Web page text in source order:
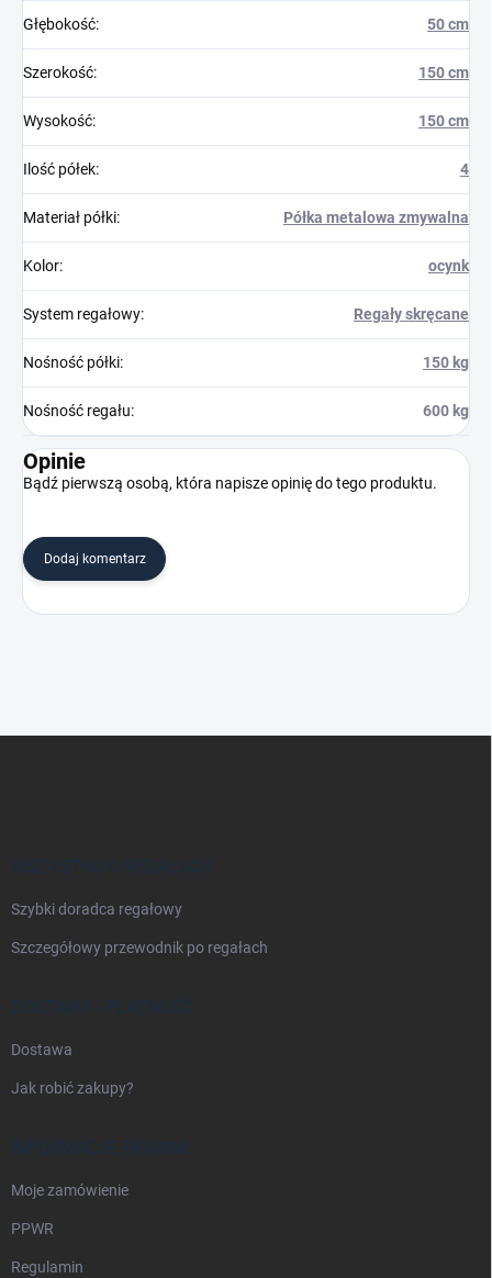
Głębokość: 50 cm
Szerokość: 150 cm
Wysokość: 150 cm
Ilość półek: 4
Materiał półki: Półka metalowa zmywalna
Kolor: ocynk
System regałowy: Regały skręcane
Nośność półki: 150 kg
Nośność regału: 600 kg
Opinie
Bądź pierwszą osobą, która napisze opinię do tego produktu.
Dodaj komentarz
WSZYSTKO O REGAŁACH
Szybki doradca regałowy
Szczegółowy przewodnik po regałach
DOSTAWA I PŁATNOŚĆ
Dostawa
Jak robić zakupy?
INFORMACJE PRAWNE
Moje zamówienie
PPWR
Regulamin